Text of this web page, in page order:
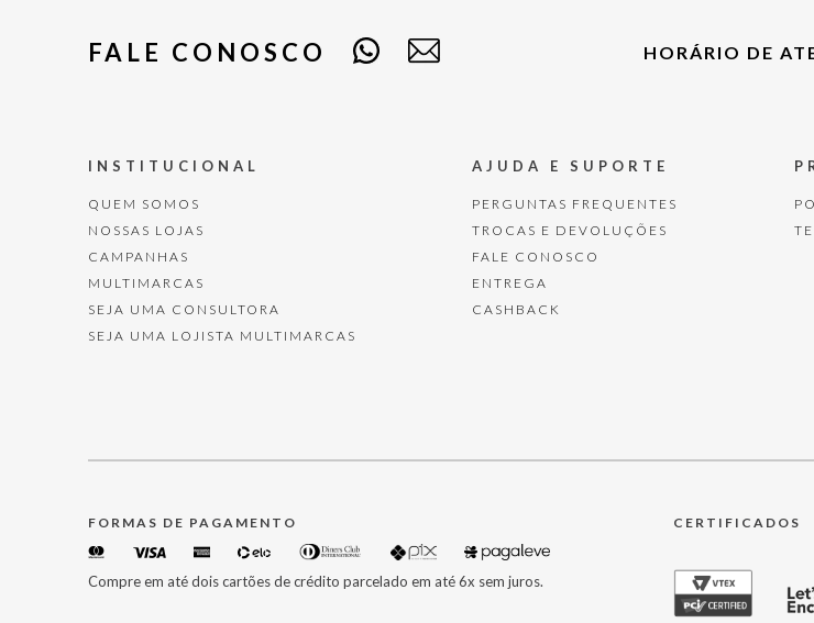
FALE CONOSCO HORÁRIO DE
INSTITUCIONAL
QUEM SOMOS
NOSSAS LOJAS
CAMPANHAS
MULTIMARCAS
SEJA UMA CONSULTORA
SEJA UMA LOJISTA MULTIMARCAS
AJUDA E SUPORTE
PERGUNTAS FREQUENTES
TROCAS E DEVOLUÇÕES
FALE CONOSCO
ENTREGA
CASHBACK
FORMAS DE PAGAMENTO
Compre em até dois cartões de crédito parcelado em até 6x sem juros.
CERTIFICADOS